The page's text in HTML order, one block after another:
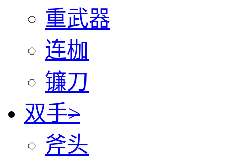
重武器
连枷
镰刀
双手>
斧头